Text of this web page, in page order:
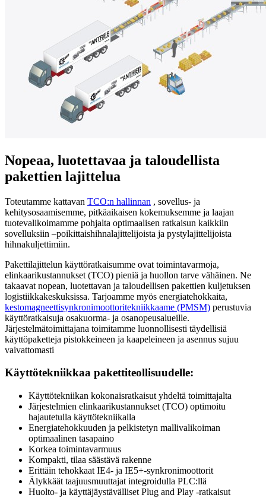
Nopeaa, luotettavaa ja taloudellista
pakettien lajittelua
Toteutamme kattavan TCO:n hallinnan , sovellus- ja
kehitysosaamisemme, pitkäaikaisen kokemuksemme ja laajan
tuotevalikoimamme pohjalta optimaalisen ratkaisun kaikkiin
sovelluksiin –poikittaishihnalajittelijoista ja pystylajittelijoista
hihnakuljettimiin.
Pakettilajittelun käyttöratkaisumme ovat toimintavarmoja,
elinkaarikustannukset (TCO) pieniä ja huollon tarve vähäinen. Ne
takaavat nopean, luotettavan ja taloudellisen pakettien kuljetuksen
logistiikkakeskuksissa. Tarjoamme myös energiatehokkaita,
kestomagneettisynkronimoottoritekniikkaame (PMSM) perustuvia
käyttöratkaisuja osakuorma- ja osanopeusalueille.
Järjestelmätoimittajana toimitamme luonnollisesti täydellisiä
käyttöpaketteja pistokkeineen ja kaapeleineen ja asennus sujuu
vaivattomasti
Käyttötekniikkaa pakettiteollisuudelle:
Käyttötekniikan kokonaisratkaisut yhdeltä toimittajalta
Järjestelmien elinkaarikustannukset (TCO) optimoitu
hajautetulla käyttötekniikalla
Energiatehokkuuden ja pelkistetyn mallivalikoiman
optimaalinen tasapaino
Korkea toimintavarmuus
Kompakti, tilaa säästävä rakenne
Erittäin tehokkaat IE4- ja IE5+-synkronimoottorit
Älykkäät taajuusmuuttajat integroidulla PLC:llä
Huolto- ja käyttäjäystävälliset Plug and Play -ratkaisut